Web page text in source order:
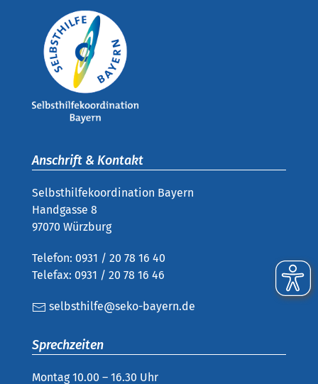
Anschrift & Kontakt
Selbsthilfekoordination Bayern
Handgasse 8
97070 Würzburg
Telefon: 0931 / 20 78 16 40
Telefax: 0931 / 20 78 16 46
selbsthilfe@seko-bayern.de
Sprechzeiten
Montag 10.00 – 16.30 Uhr